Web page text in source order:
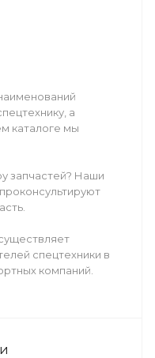
а
каталоге мы
запчастей? Наши
спецтехники в
компаний.